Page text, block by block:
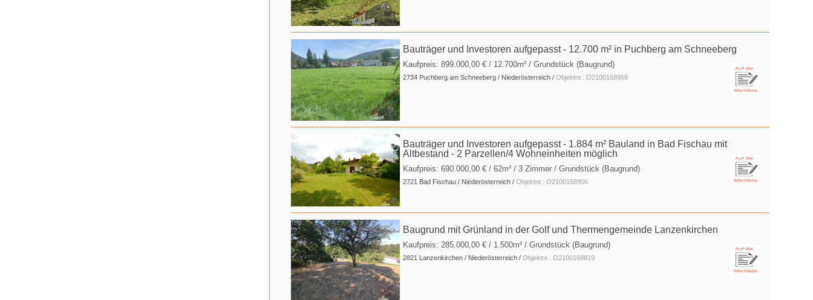
Bauträger und Investoren aufgepasst - 12.700 m² in Puchberg am Schneeberg
Kaufpreis: 899.000,00 € / 12.700m² / Grundstück (Baugrund)
2734 Puchberg am Schneeberg / Niederösterreich / Objektnr.: O2100168959
Bauträger und Investoren aufgepasst - 1.884 m² Bauland in Bad Fischau mit
Altbestand - 2 Parzellen/4 Wohneinheiten möglich
Kaufpreis: 690.000,00 € / 62m² / 3 Zimmer / Grundstück (Baugrund)
2721 Bad Fischau / Niederösterreich / Objektnr.: O2100168906
Baugrund mit Grünland in der Golf und Thermengemeinde Lanzenkirchen
Kaufpreis: 285.000,00 € / 1.500m² / Grundstück (Baugrund)
2821 Lanzenkirchen / Niederösterreich / Objektnr.: O2100168819